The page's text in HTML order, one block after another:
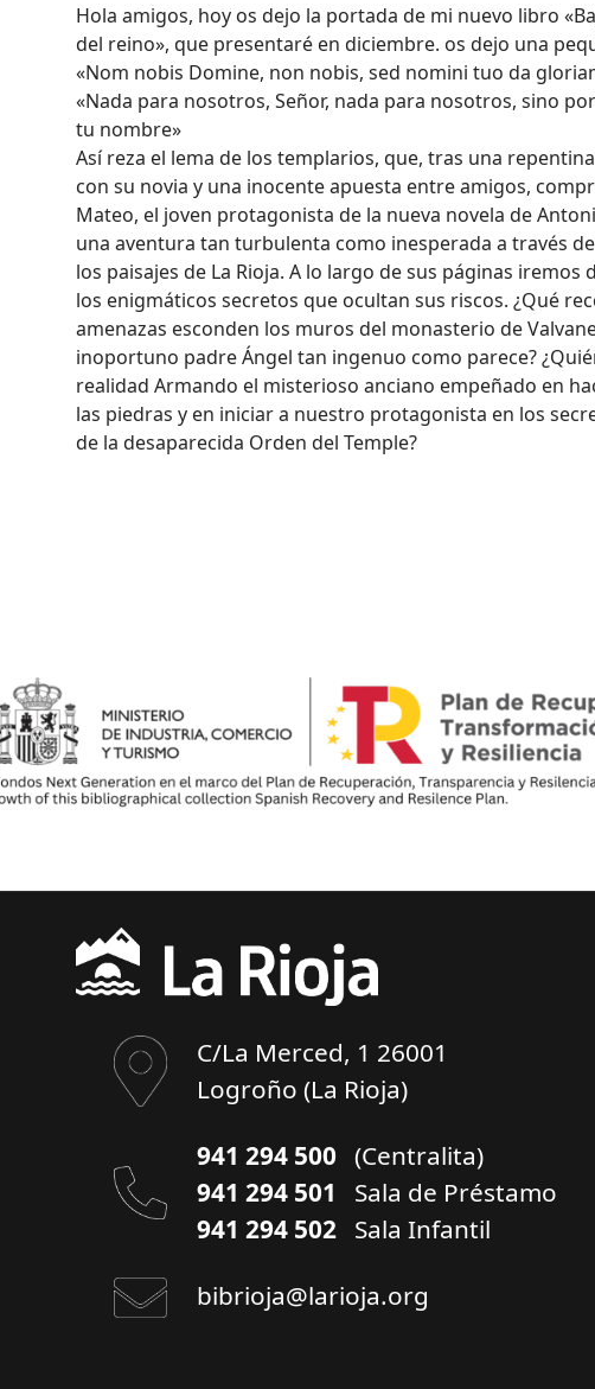
Hola amigos, hoy os dejo la portada de mi nuevo libro
del reino», que presentaré en diciembre. os dejo una
«Nom nobis Domine, non nobis, sed nomini tuo da
«Nada para nosotros, Señor, nada para nosotros, sino
tu nombre»
Así reza el lema de los templarios, que, tras una
con su novia y una inocente apuesta entre amigos,
Mateo, el joven protagonista de la nueva novela de
una aventura tan turbulenta como inesperada a través
los paisajes de La Rioja. A lo largo de sus páginas iremos
los enigmáticos secretos que ocultan sus riscos. ¿Qué
amenazas esconden los muros del monasterio de
inoportuno padre Ángel tan ingenuo como parece?
realidad Armando el misterioso anciano empeñado en
las piedras y en iniciar a nuestro protagonista en los
de la desaparecida Orden del Temple?
C/La Merced, 1 26001
Logroño (La Rioja)
941 294 500 (Centralita)
941 294 501
Sala de Préstamo
941 294 502 Sala Infantil
bibrioja@larioja.org